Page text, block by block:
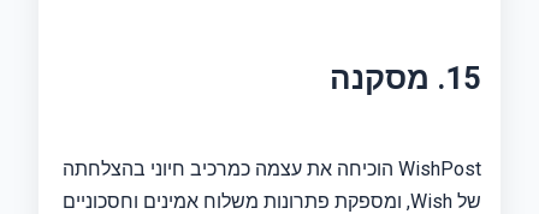
15. מסקנה
WishPost הוכיחה את עצמה כמרכיב חיוני בהצלחתה
של Wish, ומספקת פתרונות משלוח אמינים וחסכוניים